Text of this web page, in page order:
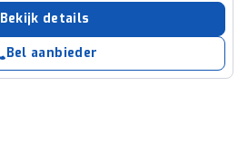
Bekijk details
Bel aanbieder